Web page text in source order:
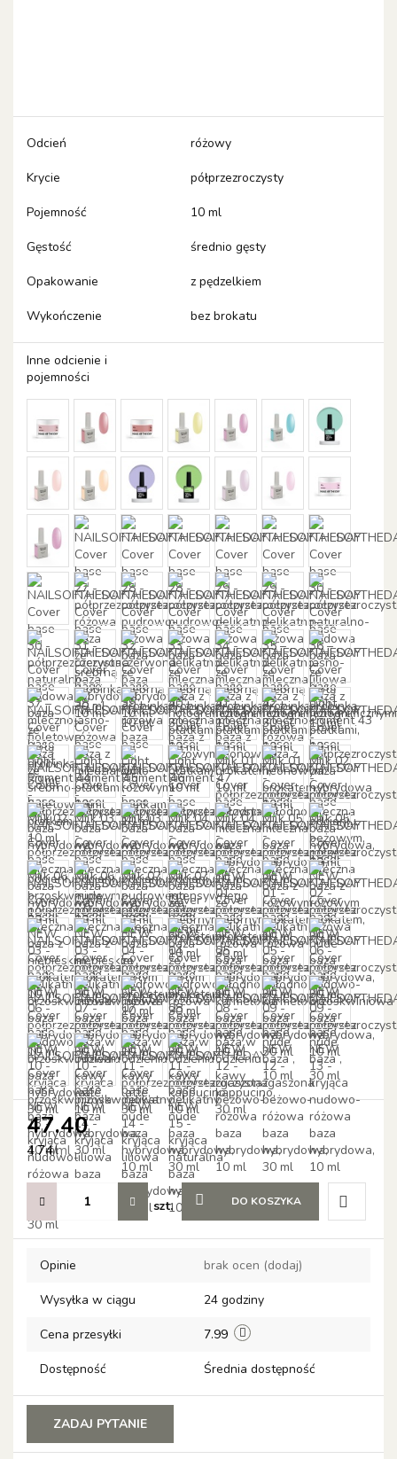
Odcień różowy
Krycie półprzezroczysty
Pojemność 10 ml
Gęstość średnio gęsty
Opakowanie z pędzelkiem
Wykończenie bez brokatu
Inne odcienie i
pojemności
47.40
4.74/ml
szt. DO KOSZYKA
Do
Opinie brak ocen (dodaj)
Wysyłka w ciągu 24 godziny
Cena przesyłki 7.99
Dostępność Średnia dostępność
ZADAJ PYTANIE